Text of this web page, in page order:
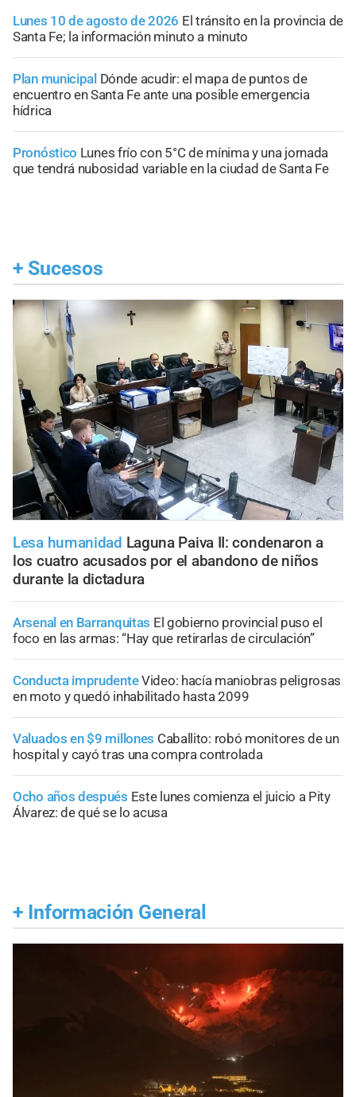
Lunes 10 de agosto de 2026 El tránsito en la provincia de
Santa Fe; la información minuto a minuto
Plan municipal Dónde acudir: el mapa de puntos de
encuentro en Santa Fe ante una posible emergencia
hídrica
Pronóstico Lunes frío con 5°C de mínima y una jornada
que tendrá nubosidad variable en la ciudad de Santa Fe
+ Sucesos
Lesa humanidad Laguna Paiva II: condenaron a
los cuatro acusados por el abandono de niños
durante la dictadura
Arsenal en Barranquitas El gobierno provincial puso el
foco en las armas: “Hay que retirarlas de circulación”
Conducta imprudenteVideo: hacía maniobras peligrosas
en moto y quedó inhabilitado hasta 2099
Valuados en $9 millones Caballito: robó monitores de un
hospital y cayó tras una compra controlada
Ocho años después Este lunes comienza el juicio a Pity
Álvarez: de qué se lo acusa
+ Información General